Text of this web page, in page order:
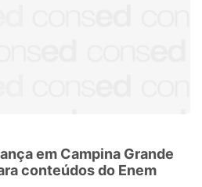
em Campina Grande
conteúdos do Enem